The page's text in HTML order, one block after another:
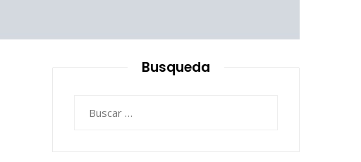
Busqueda